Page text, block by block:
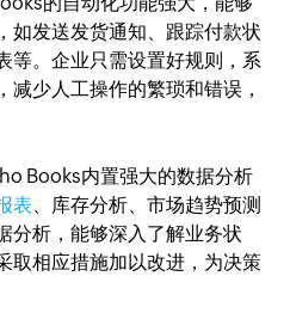
如发送发货通知、跟踪付款状
等。企业只需设置好规则，系
减少人工操作的繁琐和错误，
Books内置强大的数据分析
表、库存分析、市场趋势预测
分析，能够深入了解业务状
取相应措施加以改进，为决策